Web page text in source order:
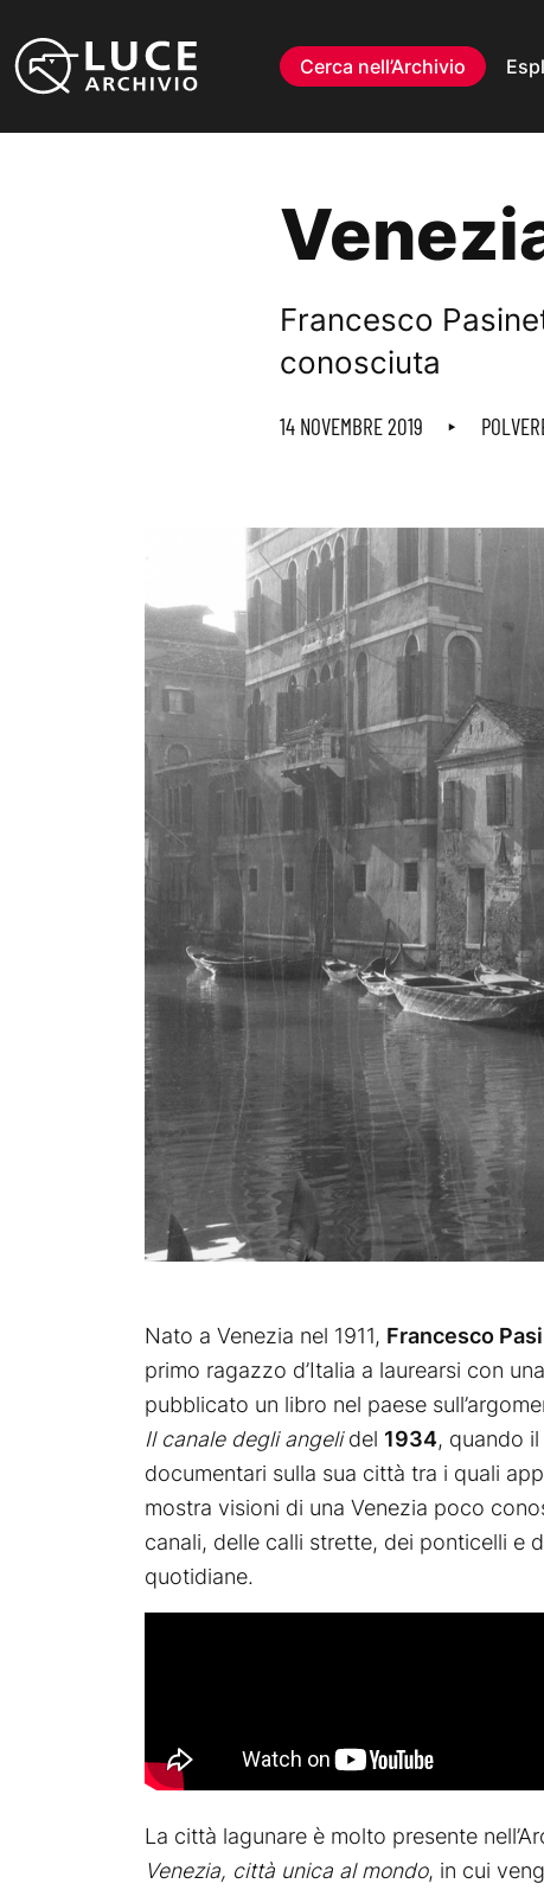
Cerca nell’Archivio
Francesco
conosciuta
14 NOVEMBRE 2019
Nato a Venezia nel 1911, Francesco
primo ragazzo d’Italia a laurearsi con
pubblicato un libro nel paese
Il canale degli angelidel 1934, quando
documentari sulla sua città tra i quali
mostra visioni di una Venezia poco
canali, delle calli strette, dei ponticelli e
quotidiane.
La città lagunare è molto presente
Venezia, città unica al mondo, in cui